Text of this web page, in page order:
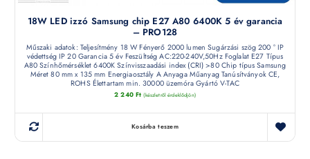
18W LED izzó Samsung chip E27 A80 6400K 5 év garancia
– PRO128
Műszaki adatok: Teljesítmény 18 W Fényerő 2000 lumen Sugárzási szög 200 ° IP
védettség IP 20 Garancia 5 év Feszültség AC:220-240V,50Hz Foglalat E27 Típus
A80 Színhőmérséklet 6400K Színvisszaadási index (CRI) >80 Chip típus Samsung
Méret 80 mm x 135 mm Energiaosztály A Anyaga Műanyag Tanúsítványok CE,
ROHS Élettartam min. 30000 üzemóra Gyártó V-TAC
2 240 Ft (készletről érdeklődjön)
Kosárba teszem